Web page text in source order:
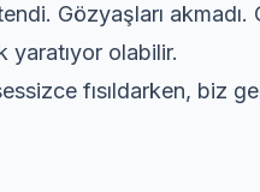
Gözyaşları akmadı.
olabilir.
fısıldarken, biz